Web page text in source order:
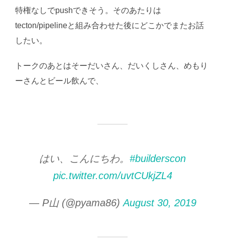
特権なしでpushできそう。そのあたりは
tecton/pipelineと組み合わせた後にどこかでまたお話
したい。
トークのあとはそーだいさん、だいくしさん、めもり
ーさんとビール飲んで、
はい、こんにちわ。 #builderscon
pic.twitter.com/uvtCUkjZL4
— P山 (@pyama86)August 30, 2019